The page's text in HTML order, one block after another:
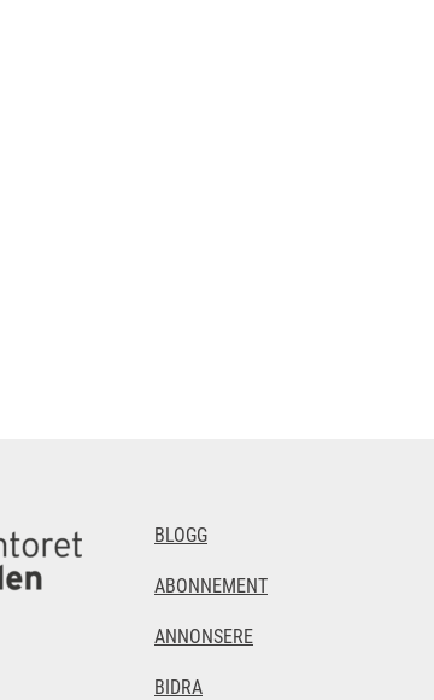
BLOGG
ABONNEMENT
ANNONSERE
BIDRA